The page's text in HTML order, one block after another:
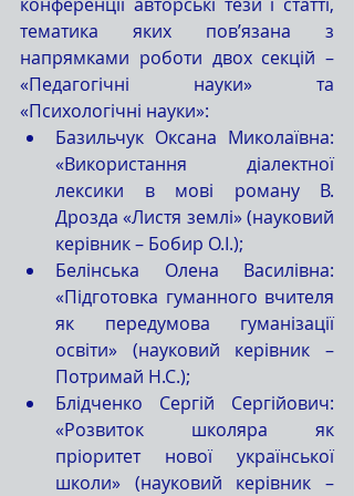
тематика яких пов’язана з
напрямками роботи двох секцій –
«Педагогічні науки» та
«Психологічні науки»:
Базильчук Оксана Миколаївна:
«Використання діалектної
лексики в мові роману В.
Дрозда «Листя землі» (науковий
керівник – Бобир О.І.);
Белінська Олена Василівна:
«Підготовка гуманного вчителя
як передумова гуманізації
освіти» (науковий керівник –
Потримай Н.С.);
Блідченко Сергій Сергійович:
«Розвиток школяра як
пріоритет нової української
школи» (науковий керівник –